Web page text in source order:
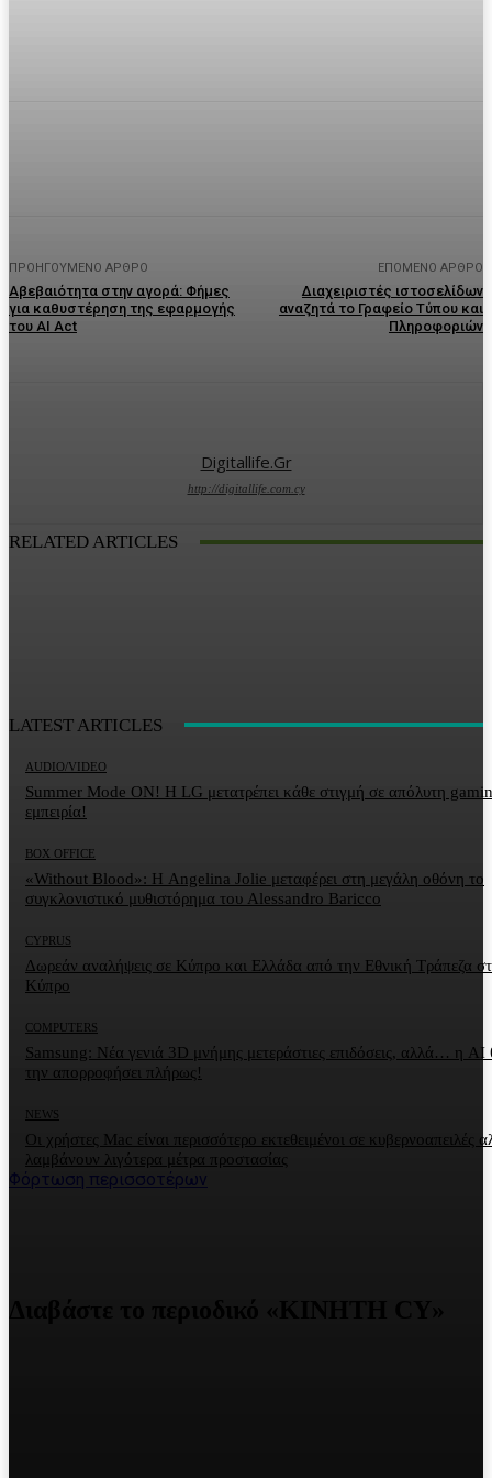
ΠΡΟΗΓΟΎΜΕΝΟ ΆΡΘΡΟ
Αβεβαιότητα στην αγορά: Φήμες
για καθυστέρηση της εφαρμογής
του AI Act
ΕΠΌΜΕΝΟ ΆΡΘΡΟ
Διαχειριστές ιστοσελίδων
αναζητά το Γραφείο Τύπου και
Πληροφοριών
Digitallife.gr
http://digitallife.com.cy
RELATED ARTICLES
LATEST ARTICLES
AUDIO/VIDEO
Summer Mode ON! Η LG μετατρέπει κάθε στιγμή σε απόλυτη
εμπειρία!
BOX OFFICE
«Without Blood»: Η Angelina Jolie μεταφέρει στη μεγάλη οθόνη το
συγκλονιστικό μυθιστόρημα του Alessandro Baricco
CYPRUS
Δωρεάν αναλήψεις σε Κύπρο και Ελλάδα από την Εθνική Τράπεζα
Κύπρο
COMPUTERS
Samsung: Νέα γενιά 3D μνήμης μετεράστιες επιδόσεις, αλλά… η AI
την απορροφήσει πλήρως!
NEWS
Οι χρήστες Mac είναι περισσότερο εκτεθειμένοι σε κυβερνοαπειλές
λαμβάνουν λιγότερα μέτρα προστασίας
Φόρτωση περισσοτέρων